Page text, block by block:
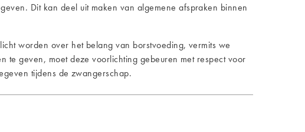
Dit kan deel uit maken van algemene afspraken binnen
worden over het belang van borstvoeding, vermits we
te geven, moet deze voorlichting gebeuren met respect voor
tijdens de zwangerschap.